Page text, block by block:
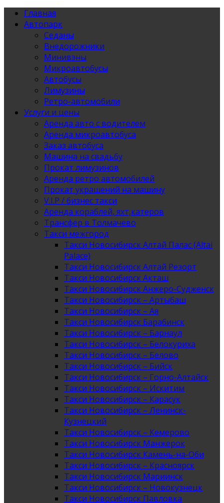
Главная
Автопарк
Седаны
Внедорожники
Минивэны
Микроавтобусы
Автобусы
Лимузины
Ретро-автомобили
Услуги и цены
Аренда авто с водителем
Аренда микроавтобуса
Заказ автобуса
Машина на свадьбу
Прокат лимузинов
Аренда ретро автомобилей
Прокат украшений на машину
V.I.P / бизнес такси
Аренда кораблей, яхт,катеров
Трансфер в Толмачево
Такси межгород
Такси Новосибирск Алтай Палас (Altai
Palace)
Такси Новосибирск Алтай Резорт
Такси Новосибирск Акташ
Такси Новосибирск Анжеро-Судженск
Такси Новосибирск – Артыбаш
Такси Новосибирск – Ая
Такси Новосибирск Барабинск
Такси Новосибирск – Барнаул
Такси Новосибирск – Белокуриха
Такси Новосибирск – Белово
Такси Новосибирск – Бийск
Такси Новосибирск – Горно-Алтайск
Такси Новосибирск – Искитим
Такси Новосибирск – Карасук
Такси Новосибирск – Ленинск-
Кузнецкий
Такси Новосибирск – Кемерово
Такси Новосибирск Манжерок
Такси Новосибирск Камень-на-Оби
Такси Новосибирск – Красноярск
Такси Новосибирск Мариинск
Такси Новосибирск – Новокузнецк
Такси Новосибирск Павловка